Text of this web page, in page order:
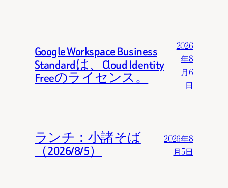
Google Workspace Business
Standardは、Cloud Identity
Freeのライセンス。
2026
年8
月6
日
ランチ：小諸そば
（2026/8/5）
2026年8
月5日